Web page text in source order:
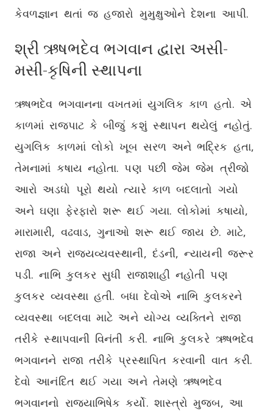
કેવળજ્ઞાન થતાં જ હજારો મુમુક્ષુઓને દેશના આપી.
શ્રી ઋષભદેવ ભગવાન દ્વારા અસી-
મસી-કૃષિની સ્થાપના
ઋષભદેવ ભગવાનના વખતમાં યુગલિક કાળ હતો. એ
કાળમાં રાજપાટ કે બીજું કશું સ્થાપન થયેલું નહોતું.
યુગલિક કાળમાં લોકો ખૂબ સરળ અને ભદ્રિક હતા,
તેમનામાં કષાય નહોતા. પણ પછી જેમ જેમ ત્રીજો
આરો અડધો પૂરો થયો ત્યારે કાળ બદલાતો ગયો
અને ઘણા ફેરફારો શરૂ થઈ ગયા. લોકોમાં કષાયો,
મારામારી, વઢવાડ, ગુનાઓ શરૂ થઈ જાય છે. માટે,
રાજા અને રાજ્યવ્યવસ્થાની, દંડની, ન્યાયની જરૂર
પડી. નાભિ કુલકર સુધી રાજાશાહી નહોતી પણ
કુલકર વ્યવસ્થા હતી. બધા દેવોએ નાભિ કુલકરને
વ્યવસ્થા બદલવા માટે અને યોગ્ય વ્યક્તિને રાજા
તરીકે સ્થાપવાની વિનંતી કરી. નાભિ કુલકરે ઋષભદેવ
ભગવાનને રાજા તરીકે પ્રસ્થાપિત કરવાની વાત કરી.
દેવો આનંદિત થઈ ગયા અને તેમણે ઋષભદેવ
ભગવાનનો રાજ્યાભિષેક કર્યો. શાસ્ત્રો મુજબ, આ